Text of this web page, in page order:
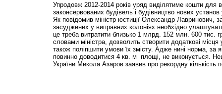
Упродовж 2012-2014 років уряд виділятиме кошти для
законсервованих будівель і будівництво нових
Як повідомив міністр юстиції Олександр Лавринович,
засуджених у виправних колоніях необхідно
це треба витратити близько 1 млрд. 152 млн. 600 тис.
словами міністра, дозволить створити додаткові
також поліпшити умови їх змісту. Адже нині норма, за
повинно доводитися 4 кв. м площі, не виконується.
України Микола Азаров заявив про рекордну кількість